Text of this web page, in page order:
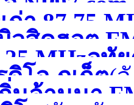
ก่า 87.75
สิคฮอต
MHzอุทั
ดิโอ ภูเก็ต(
ล้านนา